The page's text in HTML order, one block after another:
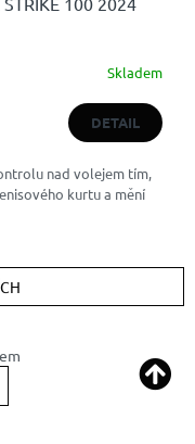
Skladem
DETAIL
nad volejem tím,
kurtu a mění